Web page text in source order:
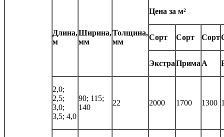
Длина,
м
Ширина,
мм
Толщина,
мм
Цена за м²
Сорт Сорт Сорт
ЭкстраПрима А
2,0;
2,5;
3,0;
3,5; 4,0
90; 115;
140
22 2000 1700 1300